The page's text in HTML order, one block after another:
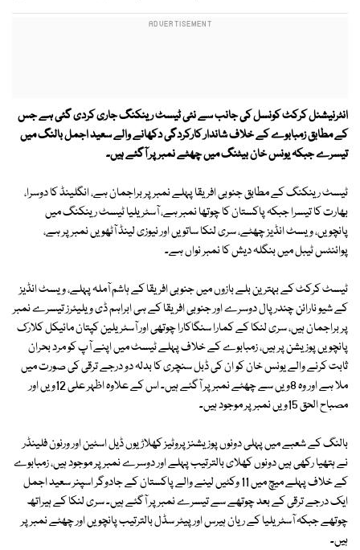
انٹرنیشنل کرکٹ کونسل کی جانب سے نئی ٹیسٹ رینکنگ جاری کردی گئی ہے جس
کے مطابق زمبابوے کے خلاف شاندار کارکردگی دکھانے والے سعید اجمل بالنگ میں
تیسرے جبکہ یونس خان بیٹنگ میں چھٹے نمبر پر آگئے ہیں۔
ٹیسٹ رینکنگ کے مطابق جنوبی افریقا پہلے نمبر پر براجمان ہے، انگلینڈ کا دوسرا،
بھارت کا تیسرا جبکہ پاکستان کا چوتھا نمبر ہے، آسٹریلیا ٹیسٹ رینکنگ میں
پانچویں، ویسٹ انڈیز چھٹے، سری لنکا ساتویں اور نیوزی لینڈ آٹھویں نمبر پر ہے،
پوائنٹس ٹیبل میں بنگلہ دیش کا نمبر نواں ہے۔
ٹیسٹ کرکٹ کے بہترین بلے بازوں میں جنوبی افریقا کے ہاشم آملہ پہلے، ویسٹ انڈیز
کے شیو نارائن چندرپال دوسرے اور جنوبی افریقا کے ہی ابراہم ڈی ویلیئرز تیسرے نمبر
پر براجمان ہیں، سری لنکا کے کمارا سنگاکارا چوتھی اور آسٹریلین کپتان مائیکل کلارک
پانچویں پوزیشن پر ہیں، زمبابوے کے خلاف پہلے ٹیسٹ میں اپنے آپ کو مرد بحران
ثابت کرنے والے یونس خان کو ان کی ڈبل سنچری کا بدلہ دو درجے ترقی کی صورت میں
ملا ہے اور وہ 8ویں سے چھٹے نمبر پر آگئے ہیں۔ اس کے علاوہ اظہر علی 12ویں اور
مصباح الحق 15ویں نمبر پر موجود ہیں۔
بالنگ کے شعبے میں پہلی دونوں پوزیشنز پروٹیز کھلاڑیوں ڈیل اسٹین اور ورنون فلینڈر
نے ہتھیا رکھی ہیں دونوں کھلای بالترتیب پہلے اور دوسرے نمبر پر موجود ہیں، زمبابوے
کے خلاف پہلے میچ میں 11 وکٹیں لینے والے پاکستان کے جادوگر اسپنر سعید اجمل
ایک درجے ترقی کے بعد چوتھے سے تیسرے نمبر پر آگئے ہیں۔ سری لنکا کے ہیراتھ
چوتھے جبکہ آسٹریلیا کے ریان ہیرس اور پیٹر سڈل بالترتیب پانچویں اور چھٹے نمبر پر
ہیں۔